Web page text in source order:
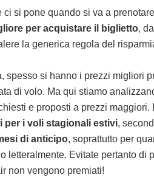
ci si pone quando si va a
per acquistare il biglietto,
la generica regola del
spesso si hanno i prezzi migliori
di volo. Ma qui stiamo
e proposti a prezzi maggiori.
per i voli stagionali estivi,
di anticipo, soprattutto per
letteralmente. Evitate pertanto di
non vengono premiati!